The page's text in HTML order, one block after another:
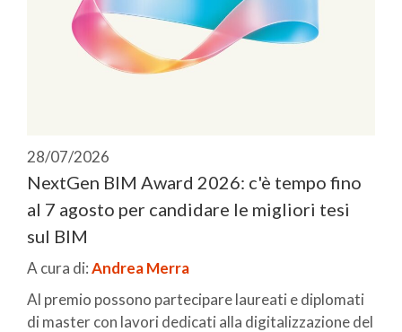
28/07/2026
NextGen BIM Award 2026: c'è tempo fino
al 7 agosto per candidare le migliori tesi
sul BIM
A cura di:Andrea Merra
Al premio possono partecipare laureati e diplomati
di master con lavori dedicati alla digitalizzazione del